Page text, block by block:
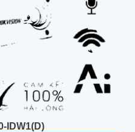
IDW1(D)